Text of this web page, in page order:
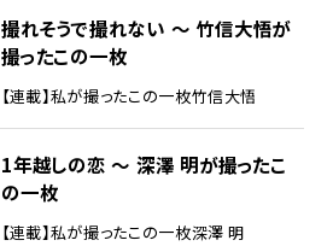
撮れそうで撮れない ～ 竹信大悟が
撮ったこの一枚
【連載】私が撮ったこの一枚竹信大悟
1年越しの恋 ～ 深澤 明が撮ったこ
の一枚
【連載】私が撮ったこの一枚深澤 明